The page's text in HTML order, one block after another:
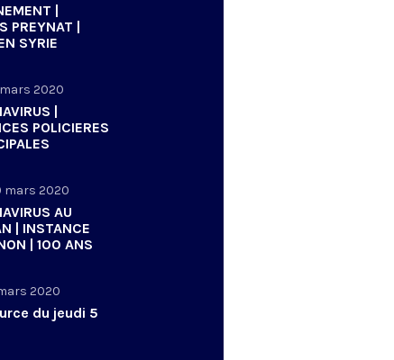
|
PREYNAT |
SYRIE
mars 2020
|
POLICIERES
mars 2020
AU
| INSTANCE
| 100 ANS
2020
du jeudi 5